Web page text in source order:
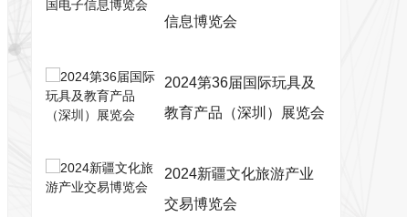
信息博览会
2024第36届国际玩具及
教育产品（深圳）展览会
2024新疆文化旅游产业
交易博览会